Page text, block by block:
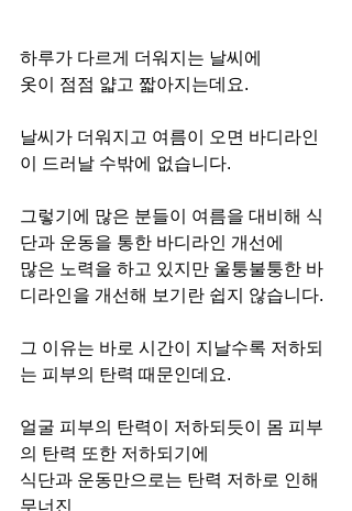
하루가 다르게 더워지는 날씨에
옷이 점점 얇고 짧아지는데요.
날씨가 더워지고 여름이 오면 바디라인
이 드러날 수밖에 없습니다.
그렇기에 많은 분들이 여름을 대비해 식
단과 운동을 통한 바디라인 개선에
많은 노력을 하고 있지만 울퉁불퉁한 바
디라인을 개선해 보기란 쉽지 않습니다.
그 이유는 바로 시간이 지날수록 저하되
는 피부의 탄력 때문인데요.
얼굴 피부의 탄력이 저하되듯이 몸 피부
의 탄력 또한 저하되기에
식단과 운동만으로는 탄력 저하로 인해
무너진